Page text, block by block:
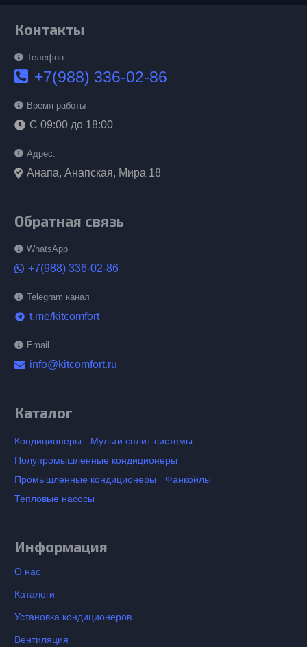
Контакты
Телефон
+7(988) 336-02-86
Время работы
С 09:00 до 18:00
Адрес:
Анапа, Анапская, Мира 18
Обратная связь
WhatsApp
+7(988) 336-02-86
Telegram канал
telegram t.me/kitcomfort
Email
info@kitcomfort.ru
Каталог
Кондиционеры
Мульти сплит-системы
Полупромышленные кондиционеры
Промышленные кондиционеры
Фанкойлы
Тепловые насосы
Информация
О нас
Каталоги
Установка кондиционеров
Вентиляция